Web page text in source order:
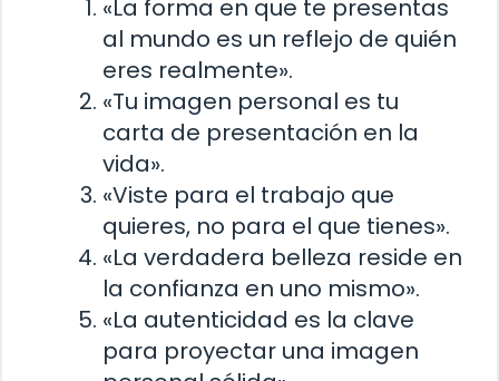
«La forma en que te presentas
al mundo es un reflejo de quién
eres realmente».
«Tu imagen personal es tu
carta de presentación en la
vida».
«Viste para el trabajo que
quieres, no para el que tienes».
«La verdadera belleza reside en
la confianza en uno mismo».
«La autenticidad es la clave
para proyectar una imagen